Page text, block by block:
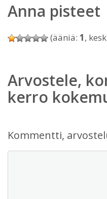
Anna pisteet
(ääniä: 1,
Arvostele,
kerro
Kommentti,